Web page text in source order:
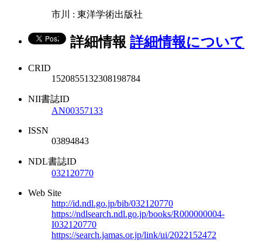
市川 : 東洋学術出版社
詳細情報 詳細情報について
CRID
1520855132308198784
NII書誌ID
AN00357133
ISSN
03894843
NDL書誌ID
032120770
Web Site
http://id.ndl.go.jp/bib/032120770
https://ndlsearch.ndl.go.jp/books/R000000004-
I032120770
https://search.jamas.or.jp/link/ui/2022152472